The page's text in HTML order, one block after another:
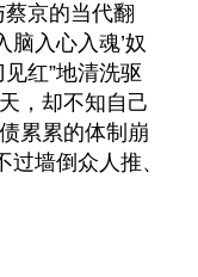
京的当代翻
脑入心入魂’奴
红”地清洗驱
，却不知自己
累累的体制崩
过墙倒众人推、